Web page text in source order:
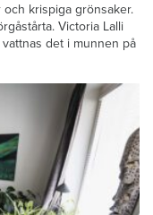
krispiga grönsaker.
Victoria Lalli
det i munnen på